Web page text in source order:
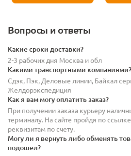
Вопросы и ответы
Какие сроки доставки?
2-3 рабочих дня Москва и обл
Какими транспортными компаниями?
Сдэк, Пэк, Деловые линии, Байкал
Желдорэкспедиция
Как я вам могу оплатить заказ?
При получении заказа курьеру
терминалу. На сайте пройдя по
реквизитам по счету.
Могу ли я вернуть либо обменять
подошел?